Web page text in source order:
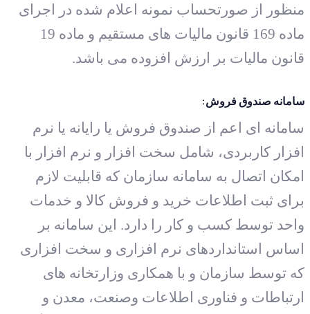
منظور از صورتحساب نمونه اعلام شده در اجرای
ماده 169 قانون مالیات های مستقیم و ماده 19
قانون مالیات بر ارزش افزوده می باشد.
سامانه صندوق فروش:
سامانه ای اعم از صندوق فروش یا رایانه یا نرم
افزار کاربردی، شامل سخت افزار و نرم افزار با
امکان اتصال به سامانه سازمان که قابلیت لازم
برای ثبت اطلاعات خرید و فروش کالا و خدمات
واحد توسط کسب و کار را دارد. این سامانه بر
اساس استانداردهای نرم افزاری و سخت افزاری
که توسط سازمان و با همکاری وزارتخانه های
ارتباطات و فناوری اطلاعات وصنعت، معدن و